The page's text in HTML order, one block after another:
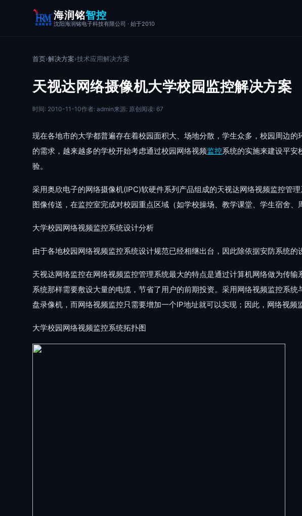
海润铭智控
沈阳海润铭电子科技有限公司 · 始于2010
首页›解决方案›技术应用解决方案
天视达网络摄像机大学校园监控解决方案
时间: 2010-11-10作者: admin来源: 原创阅读: 67
现在各地市的大学都普遍存在着校园面积大、场地分散，学生众多，校园周边
的需求，越来越多的学校开始考虑通过校园网络视频监控系统的实施来建设平安
验。
采用奥欣电子的网络摄像机(IPC)软硬件系列产品组成的天视达网络视频监控管
图像传送，在监控室完成对校园重点区域（如学校操场、教学课堂、学生宿舍、
大学校园网络视频监控系统设计分析
由于各地校园网络视频监控系统设计规范已经相继出台，因此除依据安防系统
天视达网络监控在网络视频监控管理系统最大的特点是通过计算机网络做为传
系统那样需要敷设大量的电缆，节省了用户的前期投资。采用网络视频监控系
盘录像机，而网络视频监控只需要增加一个IP地址就可以实现；因此，网络视
大学校园网络视频监控系统拓扑图